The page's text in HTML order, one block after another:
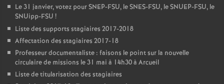
Le 31 janvier, votez pourSNEP-FSU, leSNES-FSU, leSNUEP-FSU, le
SNUipp-FSU !
Liste des supports stagiaires 2017-2018
Affectation des stagiaires 2017-18
Professeur documentaliste : faisons le point sur la nouvelle
circulaire de missions le 31 mai à 14h30 à Arcueil
Liste de titularisation des stagiaires